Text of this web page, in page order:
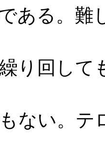
ある。難
り回して
ない。テ